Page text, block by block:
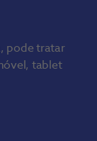
pode tratar
tablet